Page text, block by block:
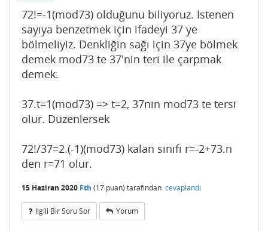
72!=-1(mod73) olduğunu biliyoruz. İstenen
sayıya benzetmek için ifadeyi 37 ye
bölmeliyiz. Denkliğin sağı için 37ye bölmek
demek mod73 te 37'nin teri ile çarpmak
demek.
37.t=1(mod73) => t=2, 37nin mod73 te tersi
olur. Düzenlersek
72!/37=2.(-1)(mod73) kalan sınıfı r=-2+73.n
den r=71 olur.
15 Haziran 2020 Fth (17 puan) tarafından cevaplandı
Ilgili Bir Soru Sor Yorum